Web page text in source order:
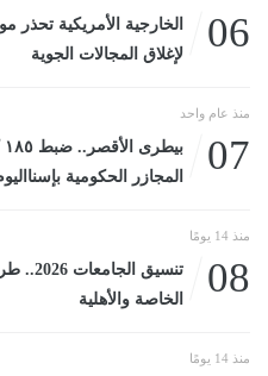
06
الخارجية الأمريكية تحذر
لإغلاق المجالات الجوية
منذ عام واحد
07
المجازر الحكومية بإسنااليوم الجمعة، 4
منذ 14 يومًا
08
تنسيق
الخاصة والأهلية
منذ 14 يومًا